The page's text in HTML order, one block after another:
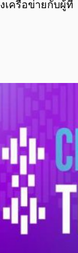
เครือข่ายกับผู้ที่